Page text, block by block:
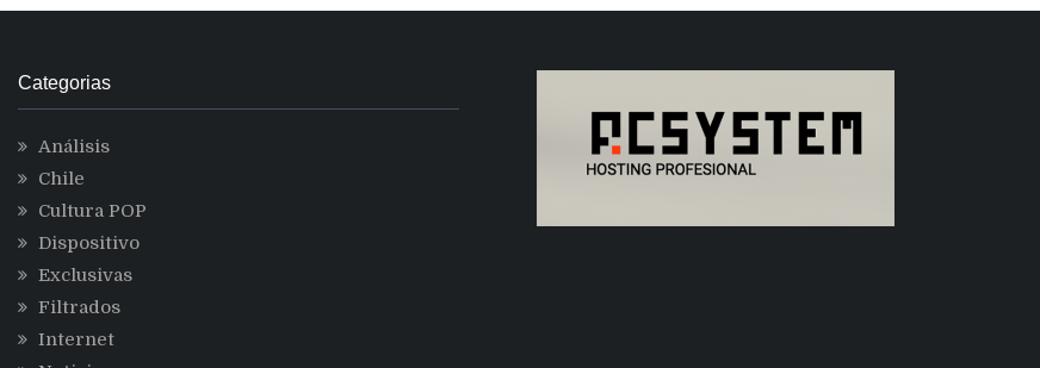
Categorias
Análisis
Chile
Cultura POP
Dispositivo
Exclusivas
Filtrados
Internet